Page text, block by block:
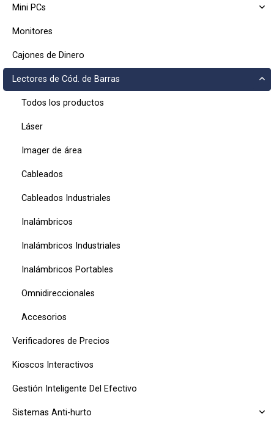
Mini PCs
Monitores
Cajones de Dinero
Lectores de Cód. de Barras
Todos los productos
Láser
Imager de área
Cableados
Cableados Industriales
Inalámbricos
Inalámbricos Industriales
Inalámbricos Portables
Omnidireccionales
Accesorios
Verificadores de Precios
Kioscos Interactivos
Gestión Inteligente Del Efectivo
Sistemas Anti-hurto